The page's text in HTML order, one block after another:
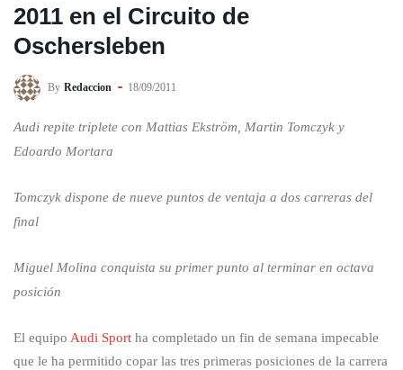
2011 en el Circuito de
Oschersleben
By Redaccion 18/09/2011
Audi repite triplete con Mattias Ekström, Martin Tomczyk y
Edoardo Mortara
Tomczyk dispone de nueve puntos de ventaja a dos carreras del
final
Miguel Molina conquista su primer punto al terminar en octava
posición
El equipo Audi Sport ha completado un fin de semana impecable
que le ha permitido copar las tres primeras posiciones de la carrera